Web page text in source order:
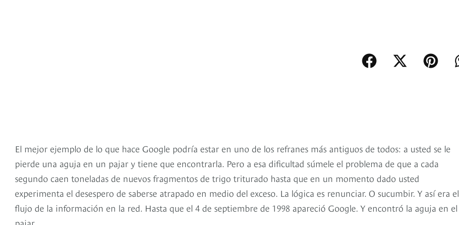
El mejor ejemplo de lo que hace Google podría estar en uno de los refranes más antiguos de todos: a usted se le
pierde una aguja en un pajar y tiene que encontrarla. Pero a esa dificultad súmele el problema de que a cada
segundo caen toneladas de nuevos fragmentos de trigo triturado hasta que en un momento dado usted
experimenta el desespero de saberse atrapado en medio del exceso. La lógica es renunciar. O sucumbir. Y así era el
flujo de la información en la red. Hasta que el 4 de septiembre de 1998 apareció Google. Y encontró la aguja en el
pajar.